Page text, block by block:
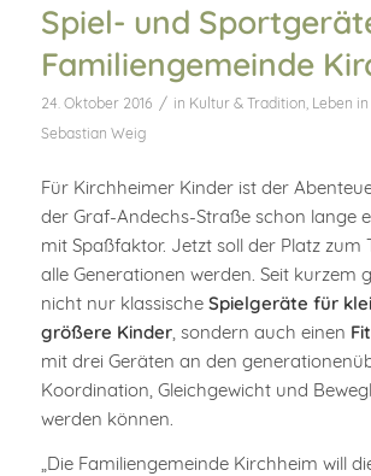
Spiel- und
Familiengemeinde
24. Oktober 2016 / in Kultur & Tradition, Leben
Sebastian Weig
Für Kirchheimer Kinder ist der
der Graf-Andechs-Straße schon lange
mit Spaßfaktor. Jetzt soll der Platz
alle Generationen werden. Seit kurzem
nicht nur klassische Spielgeräte für
größere Kinder, sondern auch einen
mit drei Geräten an den
Koordination, Gleichgewicht und
werden können.
„Die Familiengemeinde Kirchheim will